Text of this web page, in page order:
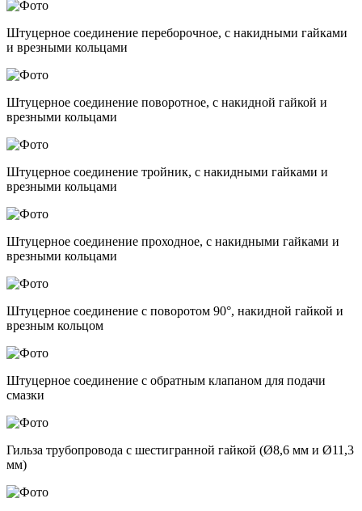
Штуцерное соединение переборочное, с накидными гайками
и врезными кольцами
Штуцерное соединение поворотное, с накидной гайкой и
врезными кольцами
Штуцерное соединение тройник, с накидными гайками и
врезными кольцами
Штуцерное соединение проходное, с накидными гайками и
врезными кольцами
Штуцерное соединение с поворотом 90°, накидной гайкой и
врезным кольцом
Штуцерное соединение с обратным клапаном для подачи
смазки
Гильза трубопровода с шестигранной гайкой (Ø8,6 мм и Ø11,3
мм)